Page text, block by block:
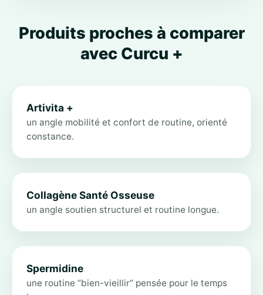
Produits proches à comparer
avec Curcu +
Artivita +
un angle mobilité et confort de routine, orienté
constance.
Collagène Santé Osseuse
un angle soutien structurel et routine longue.
Spermidine
une routine “bien-vieillir” pensée pour le temps